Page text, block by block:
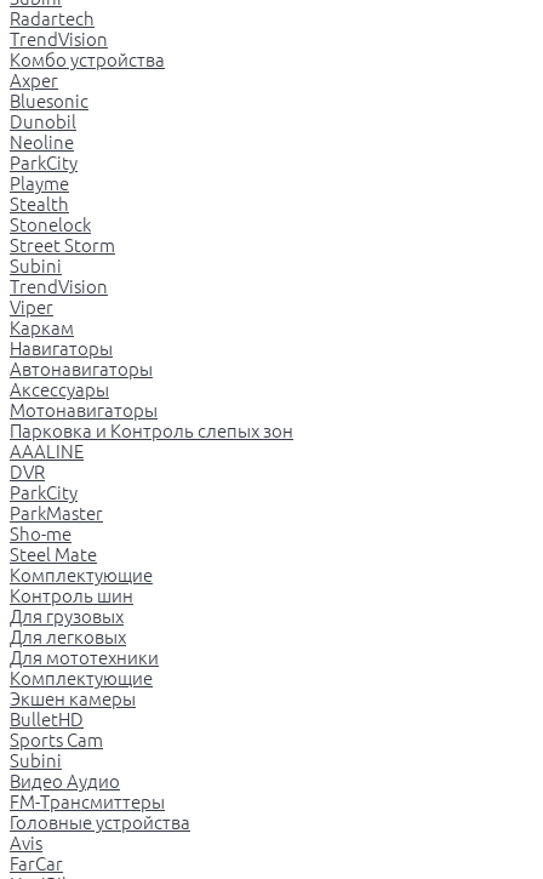
Radartech
TrendVision
Комбо устройства
Axper
Bluesonic
Dunobil
Neoline
ParkCity
Playme
Stealth
Stonelock
Street Storm
Subini
TrendVision
Viper
Каркам
Навигаторы
Автонавигаторы
Аксессуары
Мотонавигаторы
Парковка и Контроль слепых зон
AAALINE
DVR
ParkCity
ParkMaster
Sho-me
Steel Mate
Комплектующие
Контроль шин
Для грузовых
Для легковых
Для мототехники
Комплектующие
Экшен камеры
BulletHD
Sports Cam
Subini
Видео Аудио
FM-Трансмиттеры
Головные устройства
Avis
FarCar